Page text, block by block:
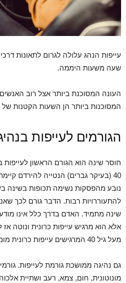
עייפות הנהג עלולה לגרום לתאונות
שעה משעות היממה.
העונה המסוכנת ביותר אצל רוב
המסוכנות ביותר הן השעות הקטנות
הגורמים לעייפות
חוסר שינה הוא הגורם הראשון לעייפות
40 (בעיקר גברים) הנטייה להירדם
נובע מהפסקות נשימה תכופות בשינה
להתעוררויות רבות. הדבר גורם לכך
שינה מתמיד. האדם בדרך כלל אינו
אלא הוא מרגיש עייפות כרונית ונוטה
מעל גיל 40 המרגישים עייפות כרונית מומלץ לפנות למעבדות השינה.
גם נהיגה ממושכת גורמת לעייפות.
מונוטונית, חום, צמא, רעב ושתיית